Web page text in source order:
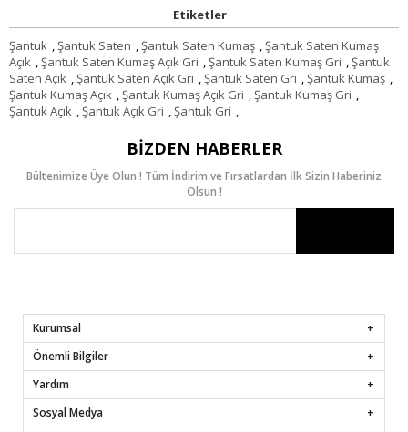
Etiketler
Şantuk ,Şantuk Saten ,Şantuk Saten Kumaş ,Şantuk Saten Kumaş
Açık ,Şantuk Saten Kumaş Açık Gri ,Şantuk Saten Kumaş Gri ,Şantuk
Saten Açık ,Şantuk Saten Açık Gri ,Şantuk Saten Gri ,Şantuk Kumaş ,
Şantuk Kumaş Açık ,Şantuk Kumaş Açık Gri ,Şantuk Kumaş Gri ,
Şantuk Açık ,Şantuk Açık Gri ,Şantuk Gri ,
BIZDEN HABERLER
Bültenimize Üye Olun ! Tüm İndirim ve Fırsatlardan İlk Sizin Haberiniz
Olsun !
Kurumsal
Önemli Bilgiler
Yardım
Sosyal Medya